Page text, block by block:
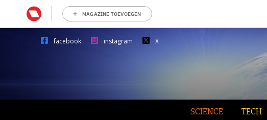
MAGAZINE TOEVOEGEN
facebook instagram X
SCIENCE TECH